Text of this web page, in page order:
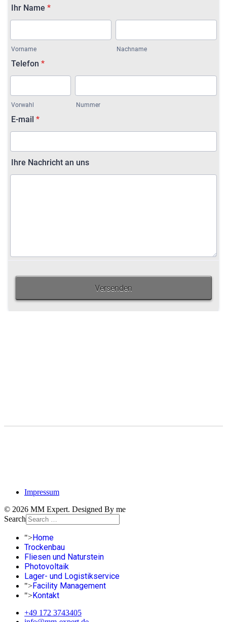
Impressum
© 2026 MM Expert. Designed By me
Search
">Home
Trockenbau
Fliesen und Naturstein
Photovoltaik
Lager- und Logistikservice
">Facility Management
">Kontakt
+49 172 3743405